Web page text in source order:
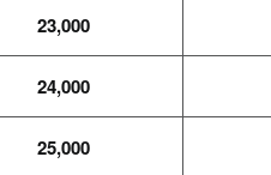
23,000
24,000
25,000